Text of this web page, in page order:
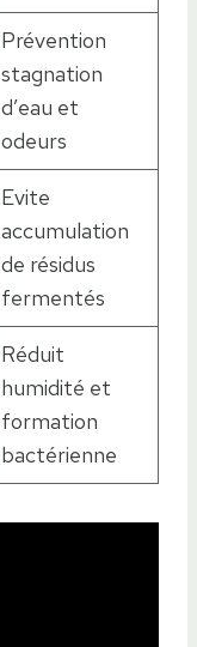
Prévention
stagnation
d’eau et
odeurs
Evite
accumulation
de résidus
fermentés
Réduit
humidité et
formation
bactérienne